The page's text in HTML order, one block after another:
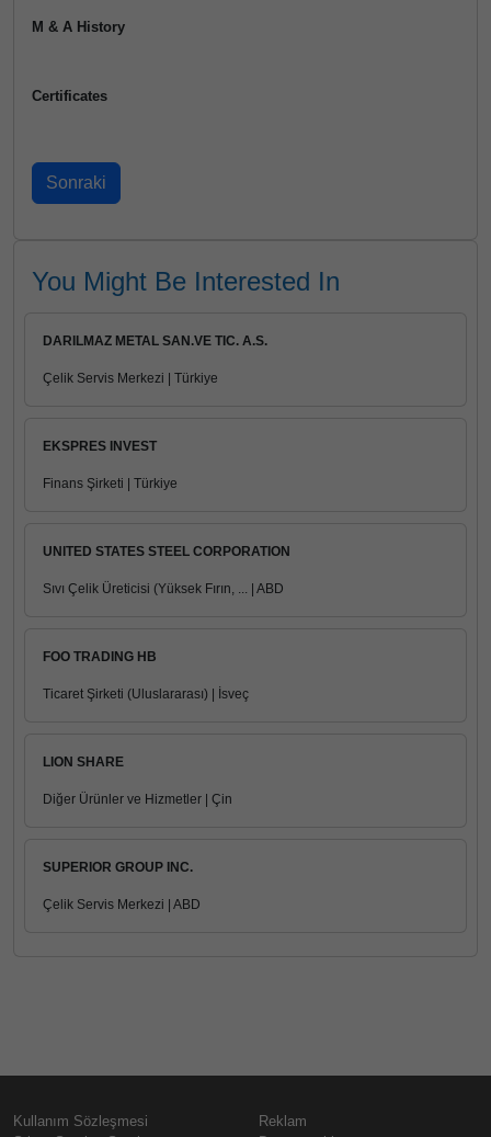
M & A History
Certificates
You Might Be Interested In
DARILMAZ METAL SAN.VE TIC. A.S.
Çelik Servis Merkezi | Türkiye
EKSPRES INVEST
Finans Şirketi | Türkiye
UNITED STATES STEEL CORPORATION
Sıvı Çelik Üreticisi (Yüksek Fırın, ... | ABD
FOO TRADING HB
Ticaret Şirketi (Uluslararası) | İsveç
LION SHARE
Diğer Ürünler ve Hizmetler | Çin
SUPERIOR GROUP INC.
Çelik Servis Merkezi | ABD
Kullanım Sözleşmesi
Reklam